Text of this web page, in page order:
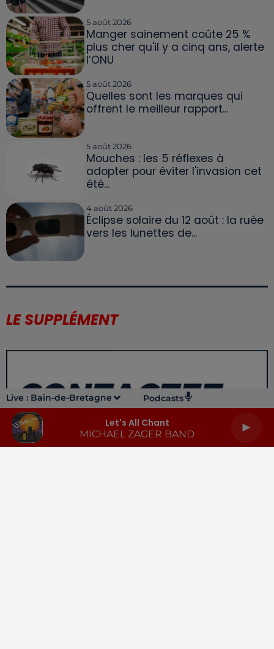
Live : Bain-de-Bretagne Podcasts
Let's All Chant
MICHAEL ZAGER BAND
5 août 2026
Manger sainement coûte 25 %
plus cher qu'il y a cinq ans, alerte
l’ONU
5 août 2026
Quelles sont les marques qui
offrent le meilleur rapport...
5 août 2026
Mouches : les 5 réflexes à
adopter pour éviter l'invasion cet
été...
4 août 2026
Éclipse solaire du 12 août : la ruée
vers les lunettes de...
LE SUPPLÉMENT